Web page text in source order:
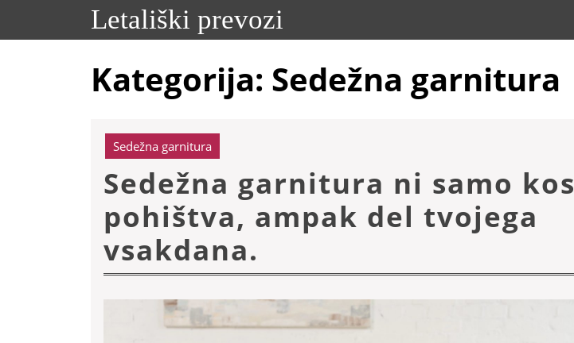
content
Letališki prevozi
Kategorija: Sedežna garnitura
Sedežna garnitura
Sedežna garnitura ni samo kos
pohištva, ampak del tvojega
vsakdana.
garnitura
ni